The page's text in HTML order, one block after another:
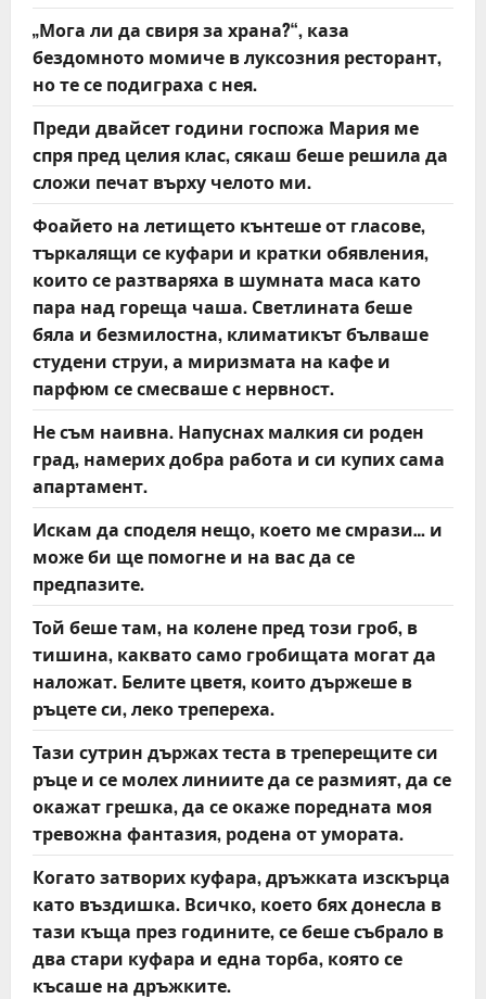
„Мога ли да свиря за храна?“, каза
бездомното момиче в луксозния ресторант,
но те се подиграха с нея.
Преди двайсет години госпожа Мария ме
спря пред целия клас, сякаш беше решила да
сложи печат върху челото ми.
Фоайето на летището кънтеше от гласове,
търкалящи се куфари и кратки обявления,
които се разтваряха в шумната маса като
пара над гореща чаша. Светлината беше
бяла и безмилостна, климатикът бълваше
студени струи, а миризмата на кафе и
парфюм се смесваше с нервност.
Не съм наивна. Напуснах малкия си роден
град, намерих добра работа и си купих сама
апартамент.
Искам да споделя нещо, което ме смрази… и
може би ще помогне и на вас да се
предпазите.
Той беше там, на колене пред този гроб, в
тишина, каквато само гробищата могат да
наложат. Белите цветя, които държеше в
ръцете си, леко трепереха.
Тази сутрин държах теста в треперещите си
ръце и се молех линиите да се размият, да се
окажат грешка, да се окаже поредната моя
тревожна фантазия, родена от умората.
Когато затворих куфара, дръжката изскърца
като въздишка. Всичко, което бях донесла в
тази къща през годините, се беше събрало в
два стари куфара и една торба, която се
късаше на дръжките.